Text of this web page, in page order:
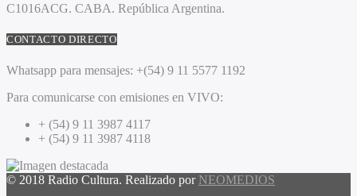
C1016ACG. CABA. República Argentina.
CONTACTO DIRECTO
Whatsapp para mensajes: +(54) 9 11 5577 1192
Para comunicarse con emisiones en VIVO:
+ (54) 9 11 3987 4117
+ (54) 9 11 3987 4118
© 2018 Radio Cultura. Realizado por NEOMEDIOS